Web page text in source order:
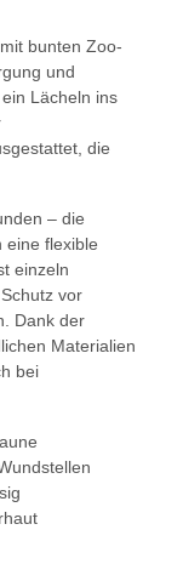
bunten Zoo-
und
Lächeln ins
die
– die
eine flexible
einzeln
vor
Dank der
Materialien
bei